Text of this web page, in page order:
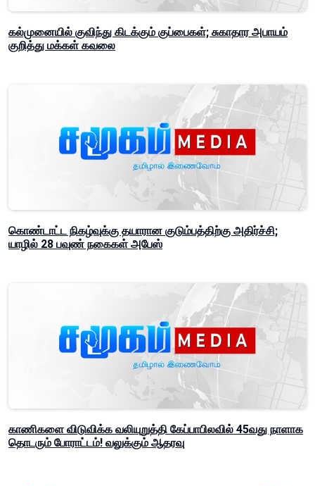
கல்முனையில் குவிந்து கிடக்கும் குப்பைகள்; சுகாதார அபாயம்
குறித்து மக்கள் கவலை
கொண்டாட்ட நிகழ்வுக்கு தயாரான குடும்பத்திற்கு அதிர்ச்சி;
யாழில் 28 பவுண் நகைகள் அபேஸ்
காணிகளை விடுவிக்க வலியுறுத்தி கேப்பாபிலவில் 45வது நாளாக
தொடரும் போராட்டம்! வலுக்கும் ஆதரவு